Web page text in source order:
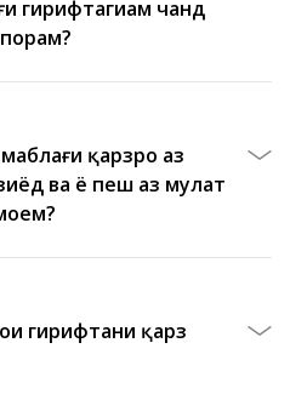
гирифтагиам чанд
қарзро аз
ва ё пеш аз муҳлат
гирифтани қарз